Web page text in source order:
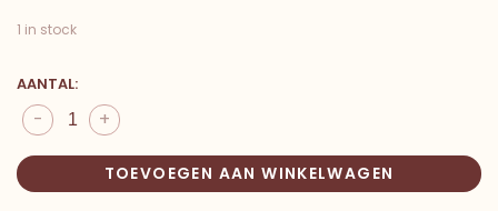
1 in stock
AANTAL:
+
-
TOEVOEGEN AAN WINKELWAGEN